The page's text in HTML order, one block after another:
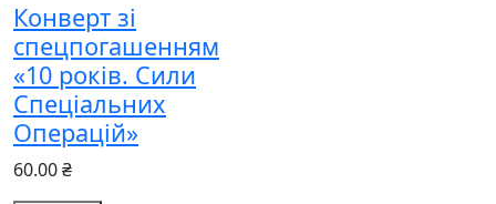
Конверт зі
спецпогашенням
«10 років. Сили
Спеціальних
Операцій»
60.00 ₴